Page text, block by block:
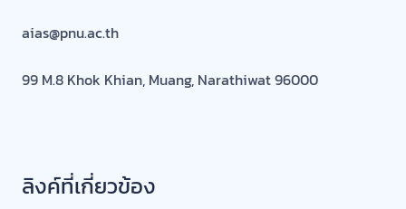
aias@pnu.ac.th
99 M.8 Khok Khian, Muang, Narathiwat 96000
ลิงค์ที่เกี่ยวข้อง